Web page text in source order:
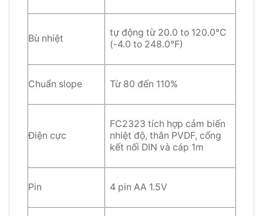
Bù nhiệt
tự động từ 20.0 to 120.0°C
(-4.0 to 248.0°F)
Chuẩn slope Từ 80 đến 110%
Điện cực
FC2323 tích hợp cảm biến
nhiệt độ, thân PVDF, cổng
kết nối DIN và cáp 1m
Pin 4 pin AA 1.5V